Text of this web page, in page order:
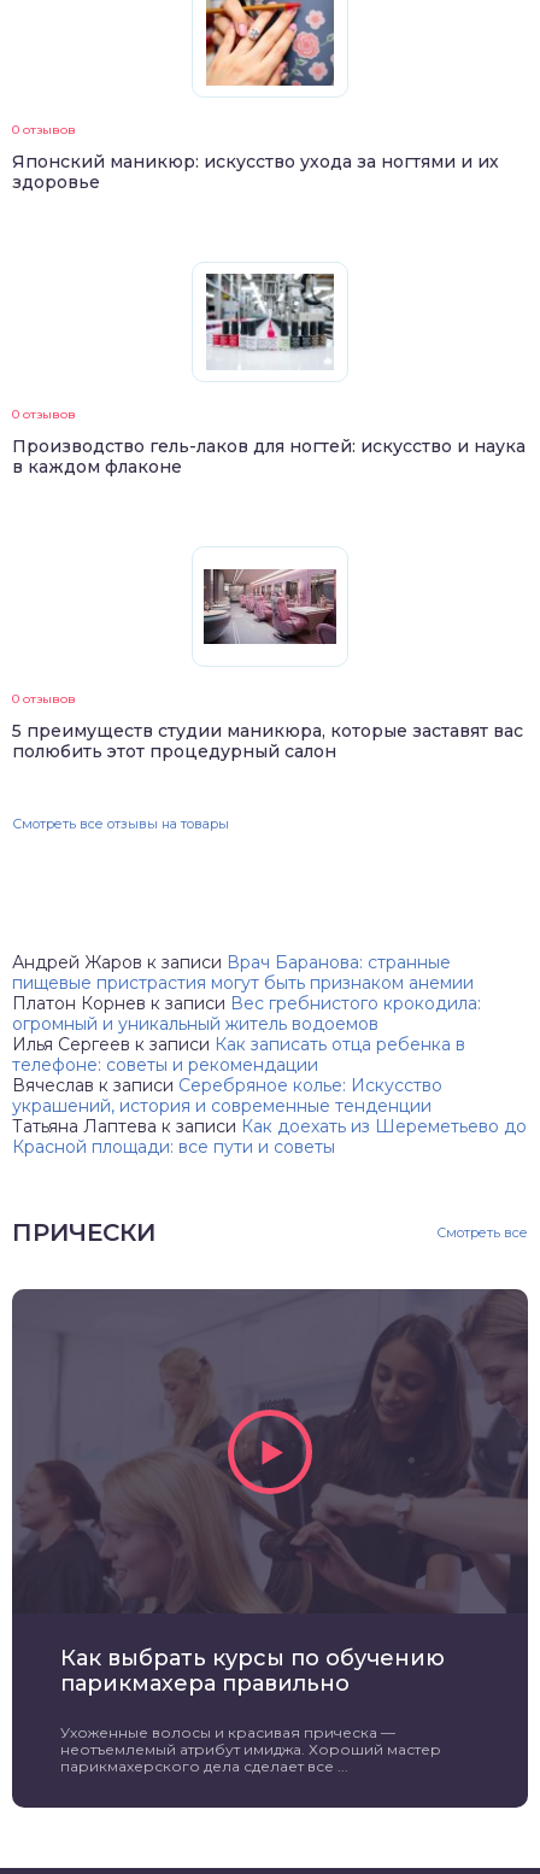
0 отзывов
Японский маникюр: искусство ухода за ногтями и их
здоровье
0 отзывов
Производство гель-лаков для ногтей: искусство и наука
в каждом флаконе
0 отзывов
5 преимуществ студии маникюра, которые заставят вас
полюбить этот процедурный салон
Смотреть все отзывы на товары
Андрей Жаров к записи Врач Баранова: странные
пищевые пристрастия могут быть признаком анемии
Платон Корнев к записи Вес гребнистого крокодила:
огромный и уникальный житель водоемов
Илья Сергеев к записи Как записать отца ребенка в
телефоне: советы и рекомендации
Вячеслав к записи Серебряное колье: Искусство
украшений, история и современные тенденции
Татьяна Лаптева к записи Как доехать из Шереметьево до
Красной площади: все пути и советы
ПРИЧЕСКИ Смотреть все
Как выбрать курсы по обучению
парикмахера правильно
Ухоженные волосы и красивая прическа —
неотъемлемый атрибут имиджа. Хороший мастер
парикмахерского дела сделает все ...